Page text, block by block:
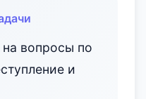
вопросы по
и